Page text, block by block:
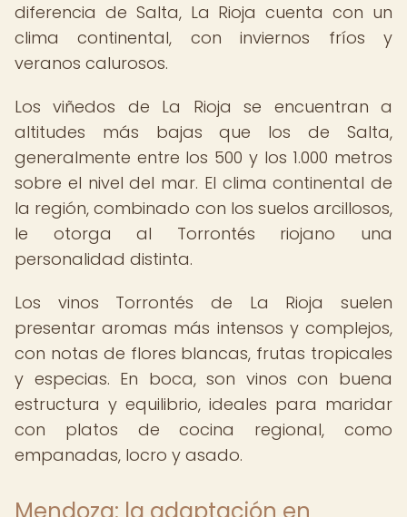
diferencia de Salta, La Rioja cuenta con un
clima continental, con inviernos fríos y
veranos calurosos.
Los viñedos de La Rioja se encuentran a
altitudes más bajas que los de Salta,
generalmente entre los 500 y los 1.000 metros
sobre el nivel del mar. El clima continental de
la región, combinado con los suelos arcillosos,
le otorga al Torrontés riojano una
personalidad distinta.
Los vinos Torrontés de La Rioja suelen
presentar aromas más intensos y complejos,
con notas de flores blancas, frutas tropicales
y especias. En boca, son vinos con buena
estructura y equilibrio, ideales para maridar
con platos de cocina regional, como
empanadas, locro y asado.